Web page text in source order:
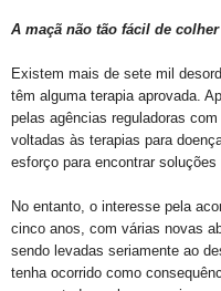
A maçã não tão fácil de colher
Existem mais de sete mil
têm alguma terapia aprovada.
pelas agências reguladoras
voltadas às terapias para
esforço para encontrar soluções
No entanto, o interesse pela
cinco anos, com várias novas
sendo levadas seriamente ao
tenha ocorrido como